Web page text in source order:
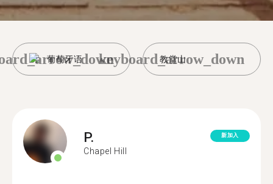
葡萄牙语 教堂山
keyboard_arrow_down
P.
Chapel Hill
新加入